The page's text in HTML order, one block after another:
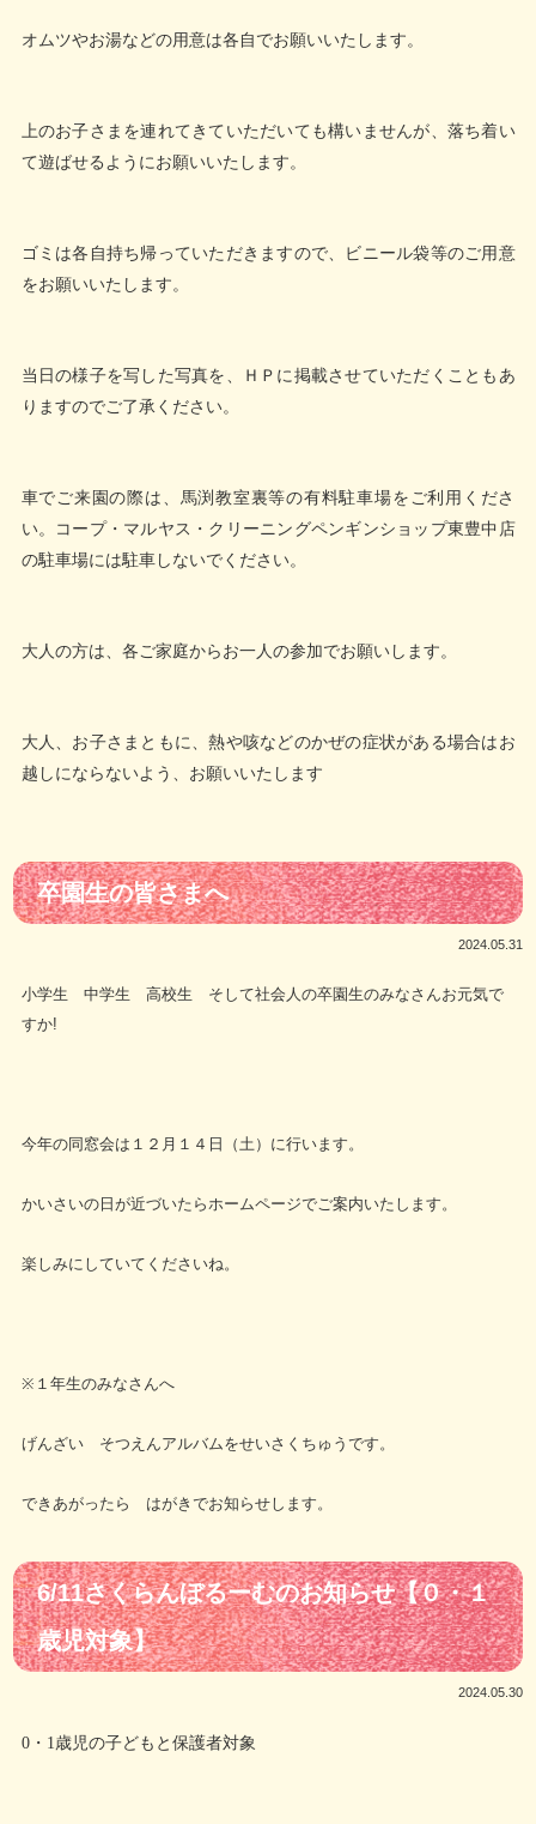
オムツやお湯などの用意は各自でお願いいたします。
上のお子さまを連れてきていただいても構いませんが、落ち着い
て遊ばせるようにお願いいたします。
ゴミは各自持ち帰っていただきますので、ビニール袋等のご用意
をお願いいたします。
当日の様子を写した写真を、ＨＰに掲載させていただくこともあ
りますのでご了承ください。
車でご来園の際は、馬渕教室裏等の有料駐車場をご利用くださ
い。コープ・マルヤス・クリーニングペンギンショップ東豊中店
の駐車場には駐車しないでください。
大人の方は、各ご家庭からお一人の参加でお願いします。
大人、お子さまともに、熱や咳などのかぜの症状がある場合はお
越しにならないよう、お願いいたします
卒園生の皆さまへ
2024.05.31
小学生 中学生 高校生 そして社会人の卒園生のみなさんお元気で
すか!
今年の同窓会は１２月１４日（土）に行います。
かいさいの日が近づいたらホームページでご案内いたします。
楽しみにしていてくださいね。
※１年生のみなさんへ
げんざい そつえんアルバムをせいさくちゅうです。
できあがったら はがきでお知らせします。
6/11さくらんぼるーむのお知らせ【０・１
歳児対象】
2024.05.30
0・1歳児の子どもと保護者対象